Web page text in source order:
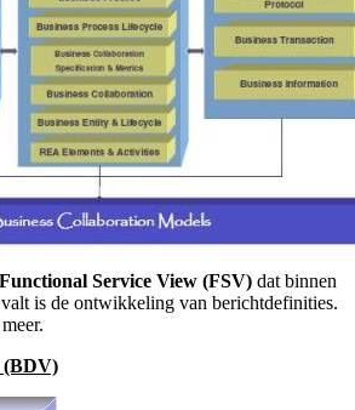
Functional Service View (FSV) dat binnen
is de ontwikkeling van berichtdefinities.
(BDV)